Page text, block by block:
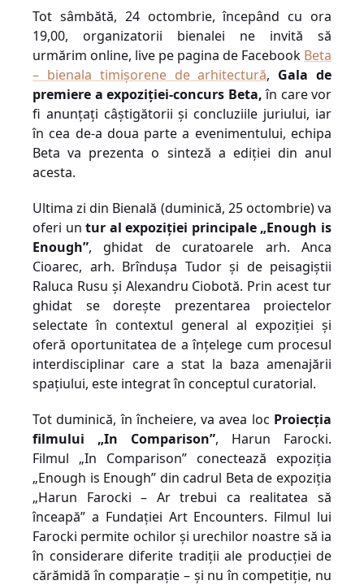
Tot sâmbătă, 24 octombrie, începând cu ora
19,00, organizatorii bienalei ne invită să
urmărim online, live pe pagina de Facebook Beta
– bienala timișorene de arhitectură, Gala de
premiere a expoziției-concurs Beta,în care vor
fi anunțați câștigătorii și concluziile juriului, iar
în cea de-a doua parte a evenimentului, echipa
Beta va prezenta o sinteză a ediției din anul
acesta.
Ultima zi din Bienală (duminică, 25 octombrie) va
oferi untur al expoziției principale „Enough is
Enough”, ghidat de curatoarele arh. Anca
Cioarec, arh. Brînduşa Tudor și de peisagiștii
Raluca Rusu și Alexandru Ciobotă. Prin acest tur
ghidat se dorește prezentarea proiectelor
selectate în contextul general al expoziției și
oferă oportunitatea de a înțelege cum procesul
interdisciplinar care a stat la baza amenajării
spațiului, este integrat în conceptul curatorial.
Tot duminică, în încheiere, va avea loc Proiecția
filmului „In Comparison”, Harun Farocki.
Filmul „In Comparison” conectează expoziția
„Enough is Enough” din cadrul Beta de expoziția
„Harun Farocki – Ar trebui ca realitatea să
înceapă” a Fundației Art Encounters. Filmul lui
Farocki permite ochilor și urechilor noastre să ia
în considerare diferite tradiții ale producției de
cărămidă în comparație – și nu în competiție, nu